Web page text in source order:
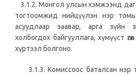
3.1.2. Монгол улсын хэмжээнд
тогтоомжид нийцүүлэн нэр
асуудлаар заавар, арга зүйн
холбогдох байгууллага, хүмүүст
хүртээл болгоно.
3.1.3. Комиссоос баталсан нэр